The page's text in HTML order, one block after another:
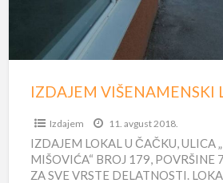
IZDAJEM VIŠENAMENSKI
Izdajem 11. avgust 2018.
IZDAJEM LOKAL U ČAČKU, ULICA
MIŠOVIĆA“ BROJ 179, POVRŠINE
ZA SVE VRSTE DELATNOSTI.